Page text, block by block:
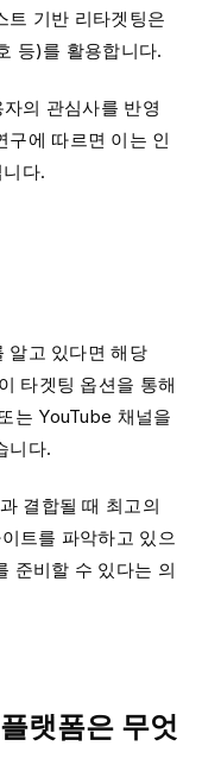
트 기반 리타겟팅은
등)를 활용합니다.
의 관심사를 반영
구에 따르면 이는 인
다.
알고 있다면 해당
타겟팅 옵션을 통해
는 YouTube 채널을
니다.
결합될 때 최고의
트를 파악하고 있으
준비할 수 있다는 의
랫폼은 무엇